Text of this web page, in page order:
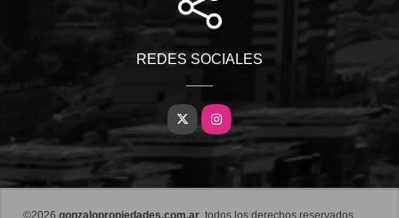
REDES SOCIALES
X Instagram
©2026 gonzalopropiedades.com.ar , todos los derechos reservados.